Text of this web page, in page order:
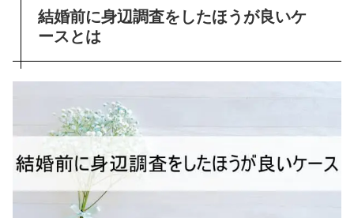
結婚前に身辺調査をしたほうが良いケ
ースとは